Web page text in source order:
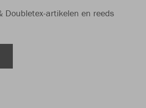
Doubletex-artikelen en reeds